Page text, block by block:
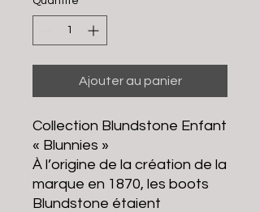
Ajouter au panier
Collection Blundstone Enfant
« Blunnies »
À l’origine de la création de la
marque en 1870, les boots
Blundstone étaient